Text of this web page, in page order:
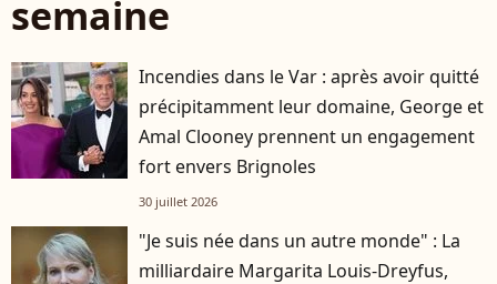
semaine
Incendies dans le Var : après avoir quitté
précipitamment leur domaine, George et
Amal Clooney prennent un engagement
fort envers Brignoles
30 juillet 2026
"Je suis née dans un autre monde" : La
milliardaire Margarita Louis-Dreyfus,